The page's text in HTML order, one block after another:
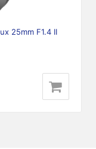
25mm F1.4 II